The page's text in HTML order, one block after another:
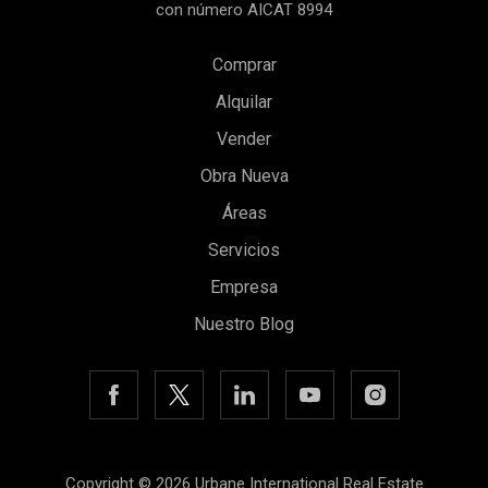
con número AICAT 8994
Comprar
Alquilar
Vender
Obra Nueva
Áreas
Servicios
Empresa
Nuestro Blog
Copyright © 2026 Urbane International Real Estate
Guardar configuración